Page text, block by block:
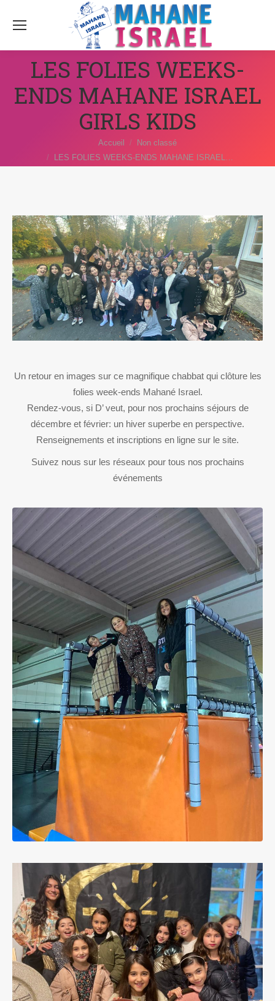
LES FOLIES WEEKS-
ENDS MAHANE ISRAEL
GIRLS KIDS
Accueil
Non classé
LES FOLIES WEEKS-ENDS MAHANE ISRAEL…
Un retour en images sur ce magnifique chabbat qui clôture les
folies week-ends Mahané Israel.
Rendez-vous, si D’ veut, pour nos prochains séjours de
décembre et février: un hiver superbe en perspective.
Renseignements et inscriptions en ligne sur le site.
Suivez nous sur les réseaux pour tous nos prochains
événements